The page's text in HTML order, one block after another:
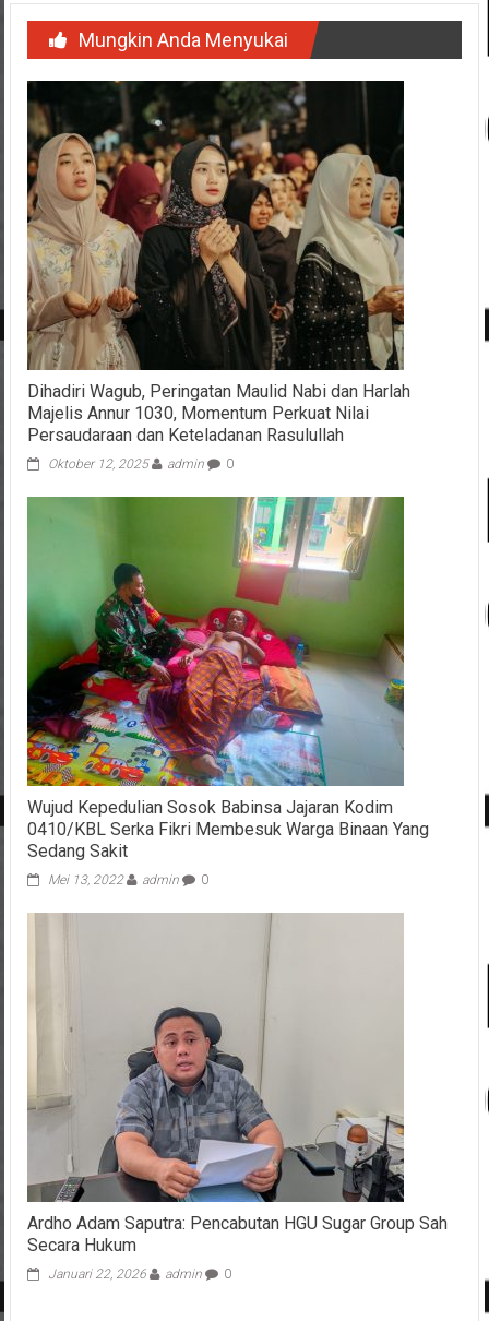
Mungkin Anda Menyukai
Dihadiri Wagub, Peringatan Maulid Nabi dan Harlah
Majelis Annur 1030, Momentum Perkuat Nilai
Persaudaraan dan Keteladanan Rasulullah
Oktober 12, 2025 admin 0
Wujud Kepedulian Sosok Babinsa Jajaran Kodim
0410/KBL Serka Fikri Membesuk Warga Binaan Yang
Sedang Sakit
Mei 13, 2022 admin 0
Ardho Adam Saputra: Pencabutan HGU Sugar Group Sah
Secara Hukum
Januari 22, 2026 admin 0